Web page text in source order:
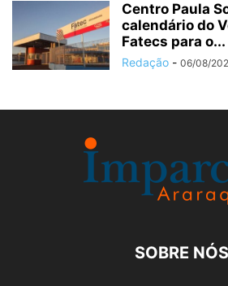
Centro Paula
calendário do
Fatecs para o...
Redação - 06/08/
SOBRE NÓS